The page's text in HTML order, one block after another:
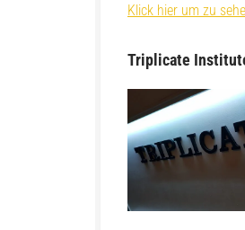
Klick hier um zu
Triplicate